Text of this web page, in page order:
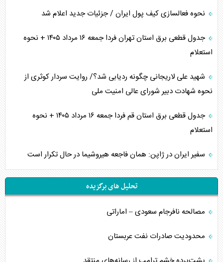
نحوه فعالسازی کیف پول ایران / جزئیات جدید اعلام شد
جدول قطعی برق استان تهران فردا جمعه ۱۶ مرداد ۱۴۰۵ + نحوه
استعلام
شهید علی لاریجانی چگونه ردیابی شد؟/ روایت سردار کوثری از
نحوه شهادت دبیر شورای عالی امنیت ملی
جدول قطعی برق استان قم فردا جمعه ۱۶ مرداد ۱۴۰۵ + نحوه
استعلام
سفیر ایران در ژاپن: همان فاجعه هیروشیما در حال تکرار است
تحلیل های برگزیده
مصالحه نافرجام سعودی – اماراتی
محدودیت صادرات نفت عربستان